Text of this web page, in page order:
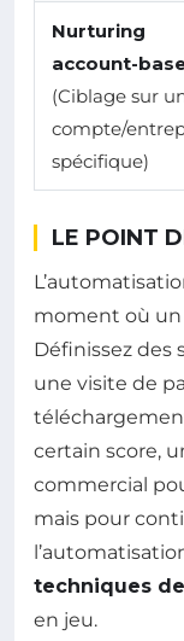
Nurturing
account-
(Ciblage sur
compte/
spécifique)
LE POINT
moment où un
Définissez des
une visite de
certain score,
commercial
mais pour
techniques
en jeu.